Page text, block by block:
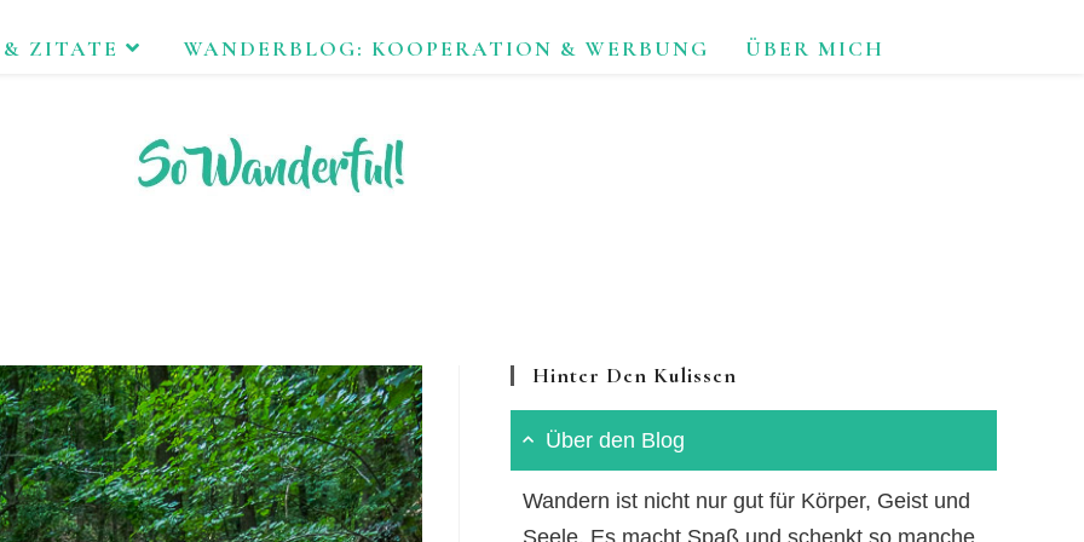
& ZITATE WANDERBLOG: KOOPERATION & WERBUNG ÜBER MICH
Hinter Den Kulissen
Über den Blog
Wandern ist nicht nur gut für Körper, Geist und
Seele. Es macht Spaß und schenkt so manche